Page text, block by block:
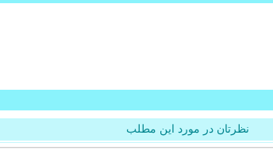
نظرتان در مورد این مطلب